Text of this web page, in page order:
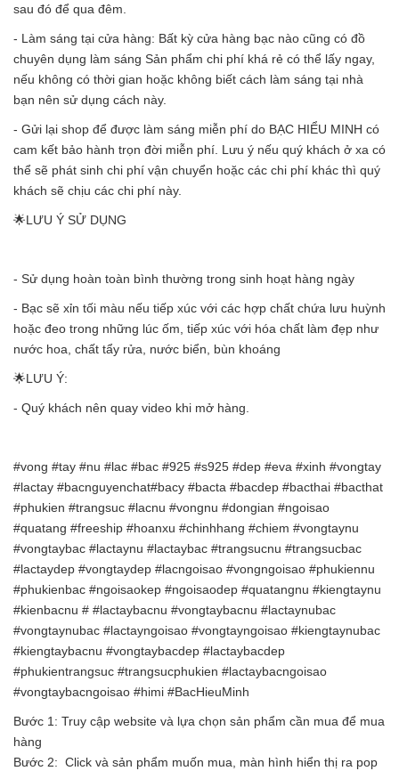
sau đó để qua đêm.
- Làm sáng tại cửa hàng: Bất kỳ cửa hàng bạc nào cũng có đồ
chuyên dụng làm sáng Sản phẩm chi phí khá rẻ có thể lấy ngay,
nếu không có thời gian hoặc không biết cách làm sáng tại nhà
bạn nên sử dụng cách này.
- Gửi lại shop để được làm sáng miễn phí do BẠC HIỂU MINH có
cam kết bảo hành trọn đời miễn phí. Lưu ý nếu quý khách ở xa có
thể sẽ phát sinh chi phí vận chuyển hoặc các chi phí khác thì quý
khách sẽ chịu các chi phí này.
🌟LƯU Ý SỬ DỤNG
- Sử dụng hoàn toàn bình thường trong sinh hoạt hàng ngày
- Bạc sẽ xỉn tối màu nếu tiếp xúc với các hợp chất chứa lưu huỳnh
hoặc đeo trong những lúc ốm, tiếp xúc với hóa chất làm đẹp như
nước hoa, chất tẩy rửa, nước biển, bùn khoáng
🌟LƯU Ý:
- Quý khách nên quay video khi mở hàng.
#vong #tay #nu #lac #bac #925 #s925 #dep #eva #xinh #vongtay
#lactay #bacnguyenchat#bacy #bacta #bacdep #bacthai #bacthat
#phukien #trangsuc #lacnu #vongnu #dongian #ngoisao
#quatang #freeship #hoanxu #chinhhang #chiem #vongtaynu
#vongtaybac #lactaynu #lactaybac #trangsucnu #trangsucbac
#lactaydep #vongtaydep #lacngoisao #vongngoisao #phukiennu
#phukienbac #ngoisaokep #ngoisaodep #quatangnu #kiengtaynu
#kienbacnu # #lactaybacnu #vongtaybacnu #lactaynubac
#vongtaynubac #lactayngoisao #vongtayngoisao #kiengtaynubac
#kiengtaybacnu #vongtaybacdep #lactaybacdep
#phukientrangsuc #trangsucphukien #lactaybacngoisao
#vongtaybacngoisao #himi #BacHieuMinh
Bước 1: Truy cập website và lựa chọn sản phẩm cần mua để mua
hàng
Bước 2: Click và sản phẩm muốn mua, màn hình hiển thị ra pop